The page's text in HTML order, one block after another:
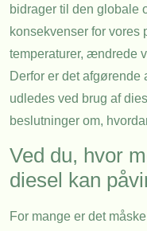
bidrager til den globale
konsekvenser for vores
temperaturer, ændrede
Derfor er det afgørende
udledes ved brug af
beslutninger om,
Ved du, hvor
diesel kan
For mange er det